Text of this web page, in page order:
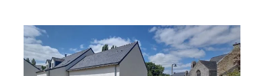
THEIX NOYALO 56
160 m2 , 6 pièces
Ref : 580